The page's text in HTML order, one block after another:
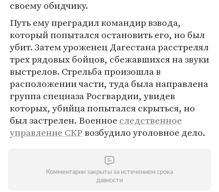
своему обидчику.
Путь ему преградил командир взвода,
который попытался остановить его, но был
убит. Затем уроженец Дагестана расстрелял
трех рядовых бойцов, сбежавшихся на звуки
выстрелов. Стрельба произошла в
расположении части, туда была направлена
группа спецназа Росгвардии, увидев
которых, убийца попытался скрыться, но
был застрелен. Военное следственное
управление СКРвозбудило уголовное дело.
Комментарии закрыты за истечением срока
давности